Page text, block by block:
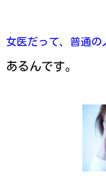
女医だって、普通の
あるんです。